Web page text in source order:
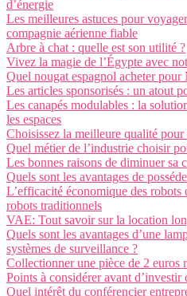
d’énergie
Les meilleures astuces pour
compagnie aérienne fiable
Arbre à chat : quelle est son utilité ?
Vivez la magie de l’Égypte avec
Quel nougat espagnol acheter pour
Les articles sponsorisés : un atout
Les canapés modulables : la
les espaces
Choisissez la meilleure qualité
Quel métier de l’industrie choisir
Les bonnes raisons de diminuer sa
Quels sont les avantages de
L’efficacité économique des
robots traditionnels
VAE: Tout savoir sur la location
Quels sont les avantages d’une
systèmes de surveillance ?
Collectionner une pièce de 2 euros
Points à considérer avant
Quel intérêt du conférencier